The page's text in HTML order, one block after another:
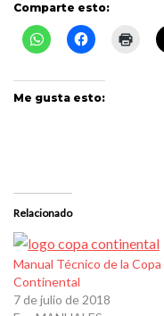
Comparte esto:
Me gusta esto:
Relacionado
Manual Técnico de la Copa
Continental
7 de julio de 2018